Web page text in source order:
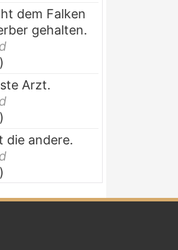
dem Falken
gehalten.
)
Arzt.
)
die andere.
)